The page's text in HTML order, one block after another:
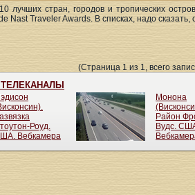
лучших стран, городов и тропических
Nast Traveler Awards. В списках, надо сказать,
(Страница 1 из 1, всего